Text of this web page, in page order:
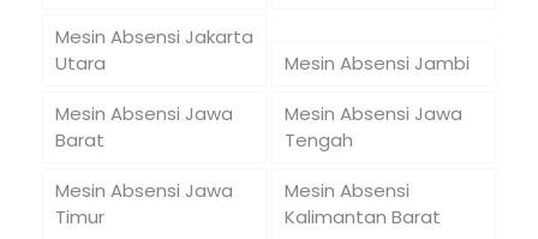
Mesin Absensi Jakarta
Utara
Mesin Absensi Jambi
Mesin Absensi Jawa
Barat
Mesin Absensi Jawa
Tengah
Mesin Absensi Jawa
Timur
Mesin Absensi
Kalimantan Barat